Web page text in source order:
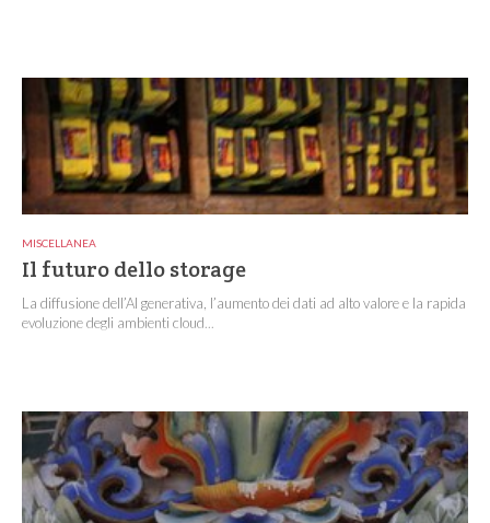
MISCELLANEA
Il futuro dello storage
La diffusione dell’AI generativa, l’aumento dei dati ad alto valore e la rapida
evoluzione degli ambienti cloud...